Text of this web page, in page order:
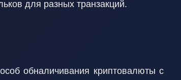
для разных транзакций.
обналичивания криптовалюты с